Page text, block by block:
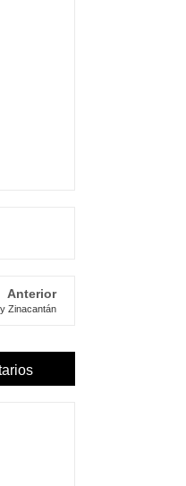
Anterior
Zinacantán